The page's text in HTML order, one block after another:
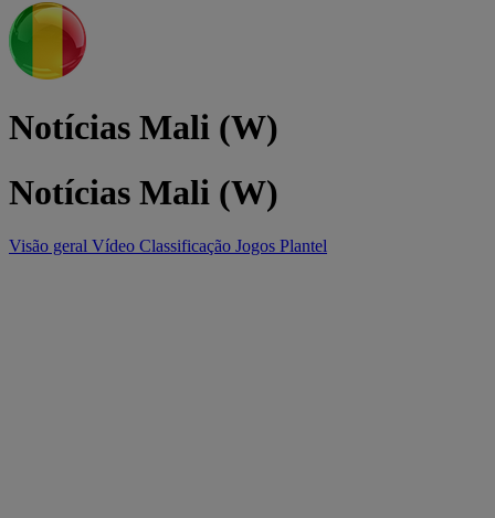
Notícias Mali (W)
Notícias Mali (W)
Visão geral Vídeo Classificação Jogos Plantel